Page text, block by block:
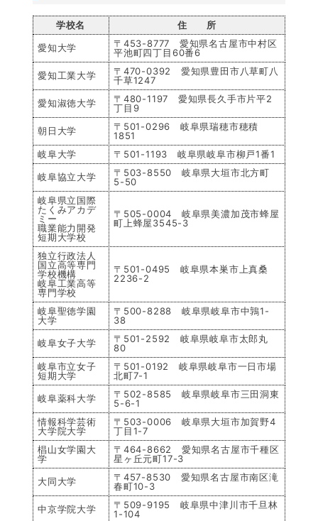
学校名
住 所
愛知大学
〒453-8777 愛知県名古屋市中村区
平池町四丁目60番6
愛知工業大学
〒470-0392 愛知県豊田市八草町八
千草1247
愛知淑徳大学
〒480-1197 愛知県長久手市片平2
丁目9
朝日大学
〒501-0296 岐阜県瑞穂市穂積
1851
岐阜大学
〒501-1193 岐阜県岐阜市柳戸1番1
岐阜協立大学
〒503-8550 岐阜県大垣市北方町
5-50
岐阜県立国際
たくみアカデ
ミー
職業能力開発
短期大学校
〒505-0004 岐阜県美濃加茂市蜂屋
町上蜂屋3545-3
独立行政法人
国立高等専門
学校機構
岐阜工業高等
専門学校
〒501-0495 岐阜県本巣市上真桑
2236-2
岐阜聖徳学園
大学
〒500-8288 岐阜県岐阜市中鶉1-
38
岐阜女子大学
〒501-2592 岐阜県岐阜市太郎丸
80
岐阜市立女子
短期大学
〒501-0192 岐阜県岐阜市一日市場
北町7-1
岐阜薬科大学
〒502-8585 岐阜県岐阜市三田洞東
5-6-1
情報科学芸術
大学院大学
〒503-0006 岐阜県大垣市加賀野4
丁目1-7
椙山女学園大
学
〒464-8662 愛知県名古屋市千種区
星ヶ丘元町17-3
大同大学
〒457-8530 愛知県名古屋市南区滝
春町10-3
中京学院大学
〒509-9195 岐阜県中津川市千旦林
1-104